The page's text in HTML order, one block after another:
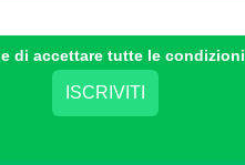
e di accettare tutte le